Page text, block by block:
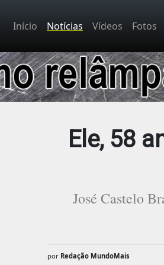
Início Notícias Vídeos Fotos
Ele, 58
José Castelo
por Redação MundoMais